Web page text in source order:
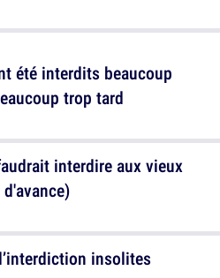
interdire aux vieux
été interdits beaucoup
trop tard
insolites